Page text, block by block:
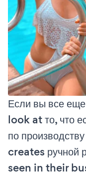
Если вы все
look at то, что
по
creates ручной
seen in their